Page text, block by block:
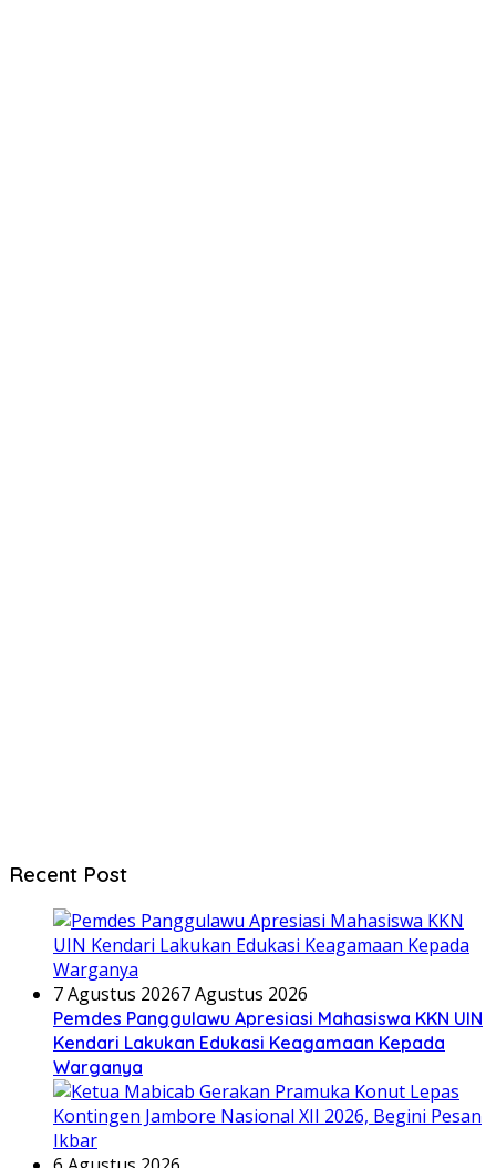
Recent Post
7 Agustus 20267 Agustus 2026
Pemdes Panggulawu Apresiasi Mahasiswa KKN UIN
Kendari Lakukan Edukasi Keagamaan Kepada
Warganya